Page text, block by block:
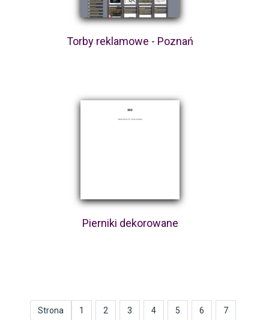
Torby reklamowe - Poznań
Pierniki dekorowane
Strona 1 2 3 4 5 6 7